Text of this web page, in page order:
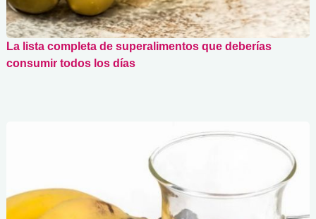
La lista completa de superalimentos que deberías
consumir todos los días